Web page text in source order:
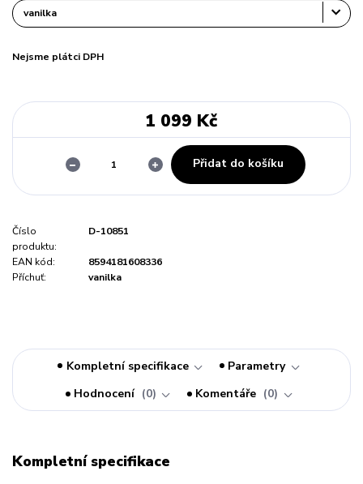
Nejsme plátci DPH
1 099 Kč
Přidat do košíku
Číslo
produktu:
D-10851
EAN kód:
8594181608336
Příchuť:
vanilka
Kompletní specifikace
Parametry
Hodnocení
0 Komentáře 0
Kompletní specifikace